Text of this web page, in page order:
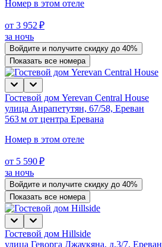
Номер в этом отеле
от 3 952 ₽
за ночь
Войдите и получите скидку до 40%
Показать все номера
Гостевой дом Yerevan Central House
улица Анрапетутян, 67/58, Ереван
563 м от центра Еревана
Номер в этом отеле
от 5 590 ₽
за ночь
Войдите и получите скидку до 40%
Показать все номера
Гостевой дом Hillside
улица Геворга Джаукяна, д.3/7, Ереван